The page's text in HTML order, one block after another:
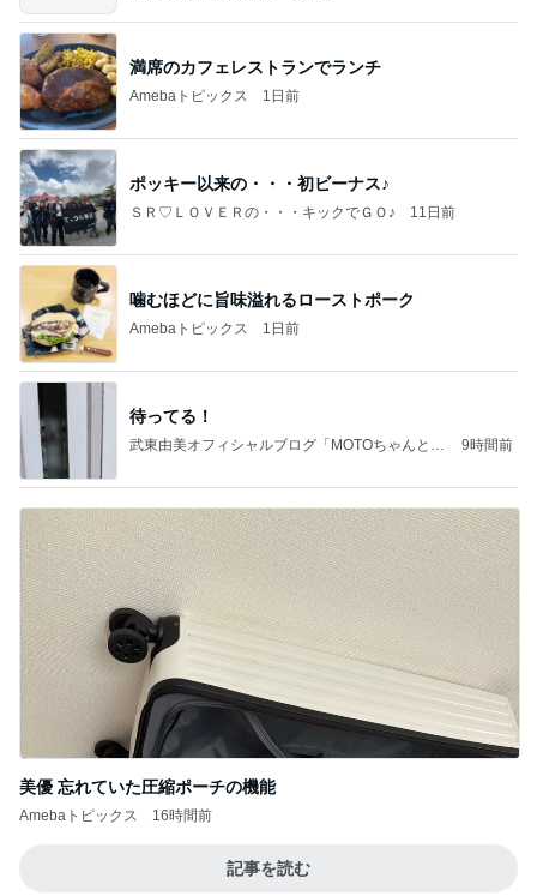
満席のカフェレストランでランチ
Amebaトピックス 1日前
ポッキー以来の・・・初ビーナス♪
ＳＲ♡ＬＯＶＥＲの・・・キックでＧＯ♪ 11日前
噛むほどに旨味溢れるローストポーク
Amebaトピックス 1日前
待ってる！
武東由美オフィシャルブログ「MOTOちゃんとの
9時間前
美優 忘れていた圧縮ポーチの機能
Amebaトピックス 16時間前
記事を読む